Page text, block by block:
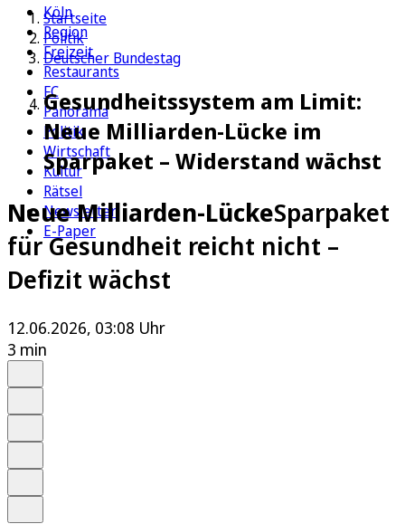
Köln
Region
Freizeit
Restaurants
FC
Panorama
Politik
Wirtschaft
Kultur
Rätsel
Newsletter
E-Paper
Startseite
Politik
Deutscher Bundestag
Gesundheitssystem am Limit:
Neue Milliarden-Lücke im
Sparpaket – Widerstand wächst
Neue Milliarden-LückeSparpaket
für Gesundheit reicht nicht –
Defizit wächst
12.06.2026, 03:08 Uhr
3 min